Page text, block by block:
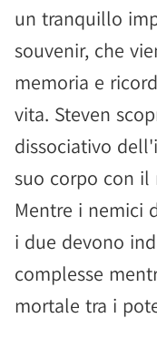
un tranquillo
souvenir, che
memoria e
vita. Steven
dissociativo
suo corpo con il
Mentre i nemici
i due devono
complesse
mortale tra i